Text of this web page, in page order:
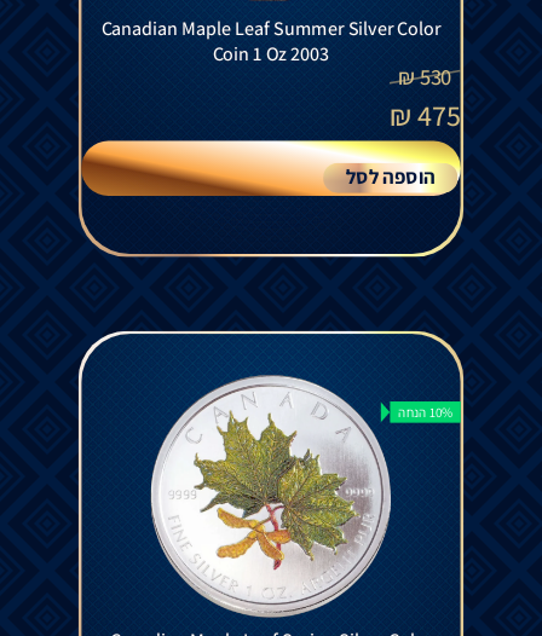
Canadian Maple Leaf Summer Silver Color
Coin 1 Oz 2003
530
₪
475
₪
הוספה לסל
10% הנחה